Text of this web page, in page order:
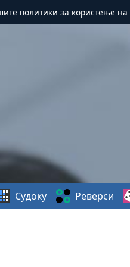
политики за користење
Судоку Реверси